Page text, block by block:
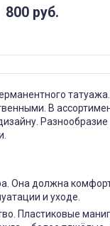
800 руб.
В
Она должна
и уходе.
Пластиковые